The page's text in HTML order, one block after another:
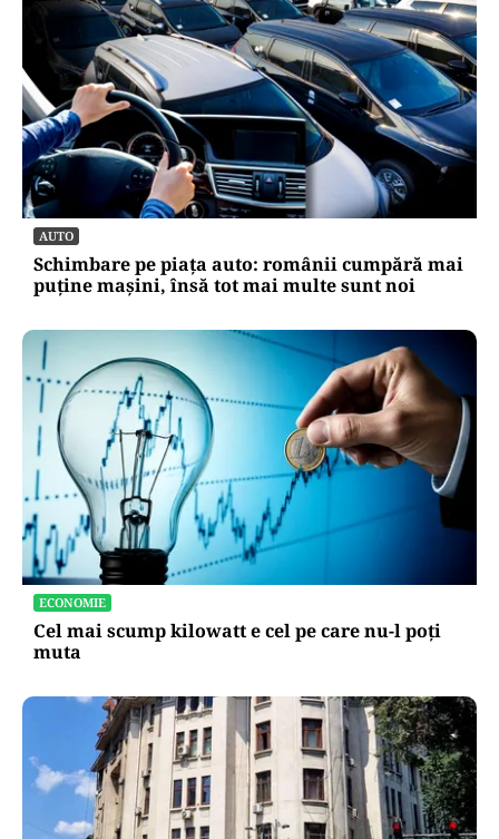
AUTO
Schimbare pe piața auto: românii cumpără mai
puține mașini, însă tot mai multe sunt noi
ECONOMIE
Cel mai scump kilowatt e cel pe care nu-l poți
muta